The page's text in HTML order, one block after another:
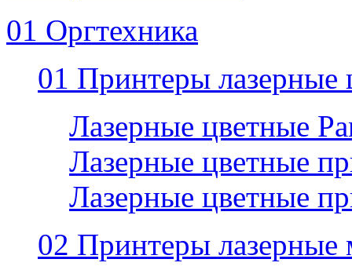
01 Оргтехника
01 Принтеры лазерные
Лазерные цветные
Лазерные цветные
Лазерные цветные
02 Принтеры